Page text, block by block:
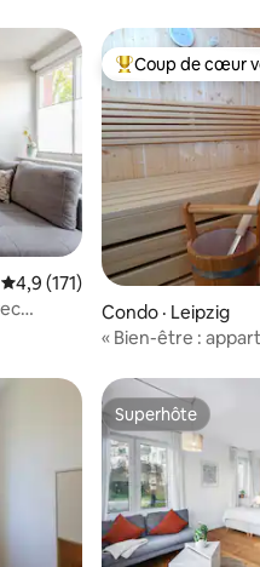
Note moyenne de 4,9 sur 5,
4,9 (171)
Coup de cœur
Coup de cœur
Condo · Leipzig
« Bien-être :
Superhôte
Superhôte